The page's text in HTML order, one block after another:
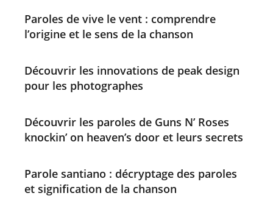
Paroles de vive le vent : comprendre
l’origine et le sens de la chanson
Découvrir les innovations de peak design
pour les photographes
Découvrir les paroles de Guns N’ Roses
knockin’ on heaven’s door et leurs secrets
Parole santiano : décryptage des paroles
et signification de la chanson